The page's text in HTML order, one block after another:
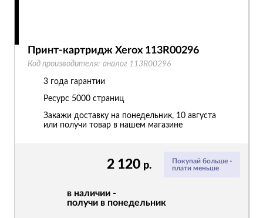
Покупай больше -
плати меньше
2 120 р.
в наличии -
получи в понедельник
Принт-картридж Xerox 113R00296
Код производителя: аналог 113R00296
3 года гарантии
Ресурс 5000 страниц
Закажи доставку на понедельник, 10 августа
или получи товар в нашем магазине